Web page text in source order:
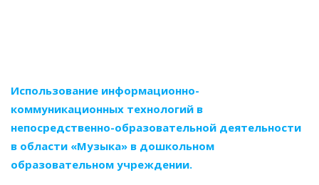
Использование информационно-
коммуникационных технологий в
непосредственно-образовательной деятельности
в области «Музыка» в дошкольном
образовательном учреждении.